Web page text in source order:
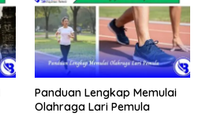
Panduan Lengkap Memulai
Olahraga Lari Pemula